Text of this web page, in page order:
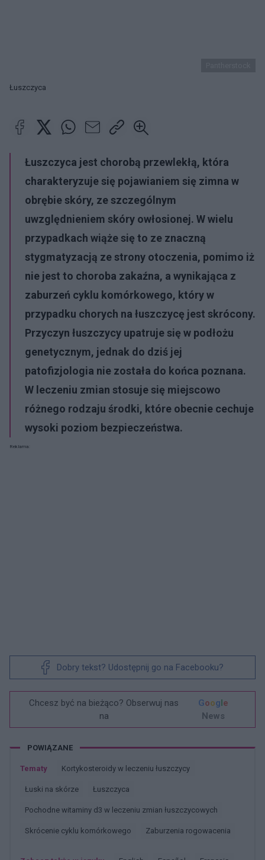
Łuszczyca
Łuszczyca jest chorobą przewlekłą, która
charakteryzuje się pojawianiem się zimna w
obrębie skóry, ze szczególnym
uwzględnieniem skóry owłosionej. W wielu
przypadkach wiąże się to ze znaczną
stygmatyzacją ze strony otoczenia, pomimo iż
nie jest to choroba zakaźna, a wynikająca z
zaburzeń cyklu komórkowego, który w
przypadku chorych na łuszczycę jest skrócony.
Przyczyn łuszczycy upatruje się w podłożu
genetycznym, jednak do dziś jej
patofizjologia nie została do końca poznana.
W leczeniu zmian stosuje się miejscowo
różnego rodzaju środki, które obecnie cechuje
wysoki poziom bezpieczeństwa.
Reklama:
Dobry tekst? Udostępnij go na Facebooku?
Chcesz być na bieżąco? Obserwuj nas
na
Google
News
POWIĄZANE
Tematy Kortykosteroidy w leczeniu łuszczycy
łuski na skórze łuszczyca
Pochodne witaminy d3 w leczeniu zmian łuszczycowych
Skrócenie cyklu komórkowego Zaburzenia rogowacenia